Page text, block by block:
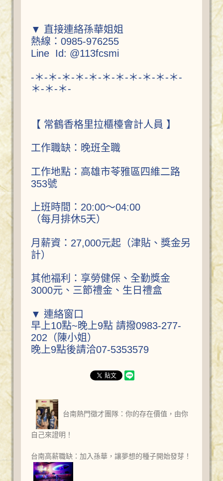
▼ 直接連絡孫華姐姐
熱線：0985-976255
Line Id: @113fcsmi
-＊-＊-＊-＊-＊-＊-＊-＊-＊-＊-＊-
＊-＊-＊-
【 常鶴香格里拉櫃檯會計人員 】
工作職缺：晚班全職
工作地點：高雄市苓雅區四維二路
353號
上班時間：20:00～04:00
（每月排休5天）
月薪資：27,000元起（津貼、獎金另
計）
其他福利：享勞健保、全勤獎金
3000元、三節禮金、生日禮盒
▼ 連絡窗口
早上10點~晚上9點 請撥0983-277-
202（陳小姐）
晚上9點後請洽07-5353579
台南熱門徵才團隊：你的存在價值，由你
自己來證明！
台南高薪職缺：加入孫華，讓夢想的種子開始發芽！